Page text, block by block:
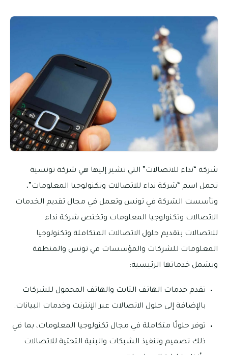
شركة “نداء للاتصالات” التي تشير إليها هي شركة تونسية
تحمل اسم “شركة نداء للاتصالات وتكنولوجيا المعلومات”،
وتأسست الشركة في تونس وتعمل في مجال تقديم الخدمات
الاتصالات وتكنولوجيا المعلومات وتختص شركة نداء
للاتصالات بتقديم حلول الاتصالات المتكاملة وتكنولوجيا
المعلومات للشركات والمؤسسات في تونس والمنطقة
وتشمل خدماتها الرئيسية:
تقدم خدمات الهاتف الثابت والهاتف المحمول للشركات
بالإضافة إلى حلول الاتصالات عبر الإنترنت وخدمات البيانات.
توفر حلولًا متكاملة في مجال تكنولوجيا المعلومات، بما في
ذلك تصميم وتنفيذ الشبكات والبنية التحتية للاتصالات